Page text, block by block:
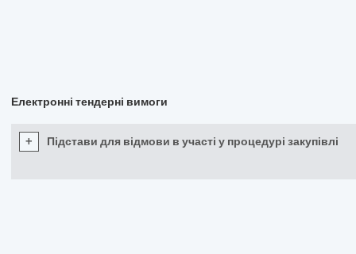
Електронні тендерні вимоги
+ Підстави для відмови в участі у процедурі закупівлі